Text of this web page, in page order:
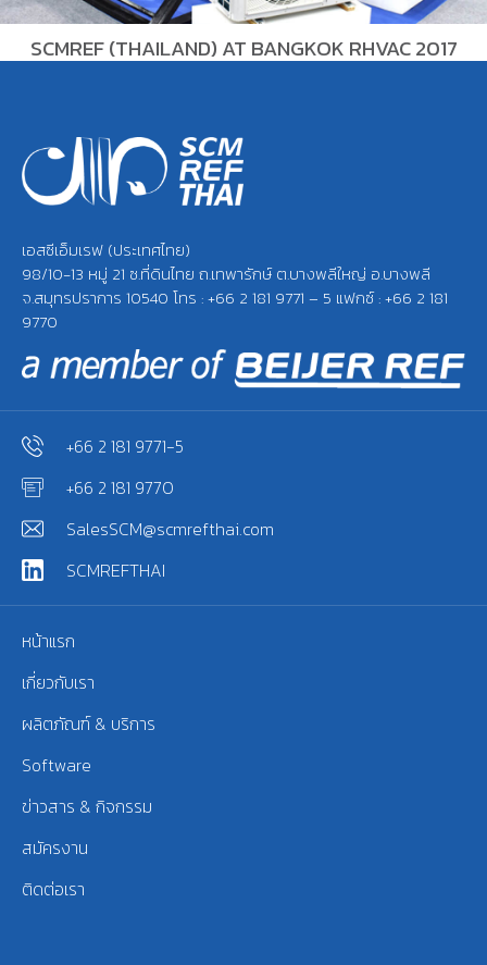
SCMREF (THAILAND) AT BANGKOK RHVAC 2017
เอสซีเอ็มเรฟ (ประเทศไทย)
98/10-13 หมู่ 21 ซ.ที่ดินไทย ถ.เทพารักษ์ ต.บางพลีใหญ่ อ.บางพลี
จ.สมุทรปราการ 10540 โทร : +66 2 181 9771 – 5 แฟกซ์ : +66 2 181
9770
+66 2 181 9771-5
+66 2 181 9770
SalesSCM@scmrefthai.com
SCMREFTHAI
หน้าแรก
เกี่ยวกับเรา
ผลิตภัณฑ์ & บริการ
Software
ข่าวสาร & กิจกรรม
สมัครงาน
ติดต่อเรา